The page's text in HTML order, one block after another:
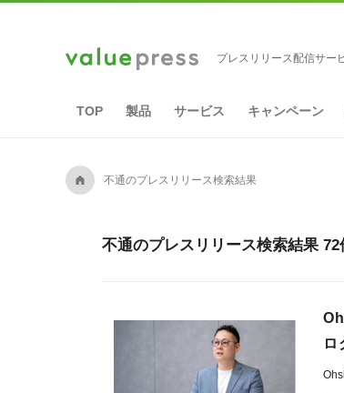
プレスリリース配信サー
TOP 製品 サービス キャンペーン
A 不通のプレスリリース検索結果
不通のプレスリリース検索結果 72
ロ